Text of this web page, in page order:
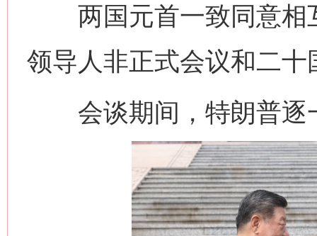
两国元首一致同意相
领导人非正式会议和二十
会谈期间，特朗普逐